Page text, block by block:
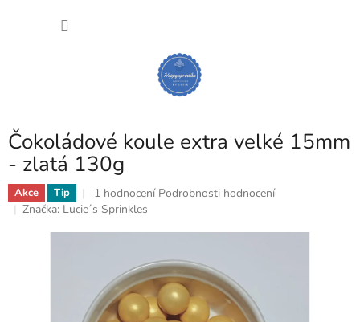
Čokoládové koule extra velké 15mm
- zlatá 130g
Akce Tip
Průměrné
hodnocení
hvězdiček.
1 hodnocení Podrobnosti hodnocení
Značka: Lucie´s Sprinkles